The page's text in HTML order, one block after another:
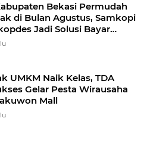
Bekasi Permudah
di Bulan Agustus, Samkopi
Jadi Solusi Bayar
UMKM Naik Kelas, TDA
Gelar Pesta Wirausaha
Mall